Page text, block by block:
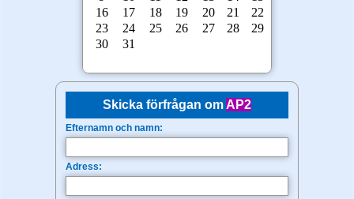
Skicka förfrågan omAP2
Efternamn och namn:
Adress: